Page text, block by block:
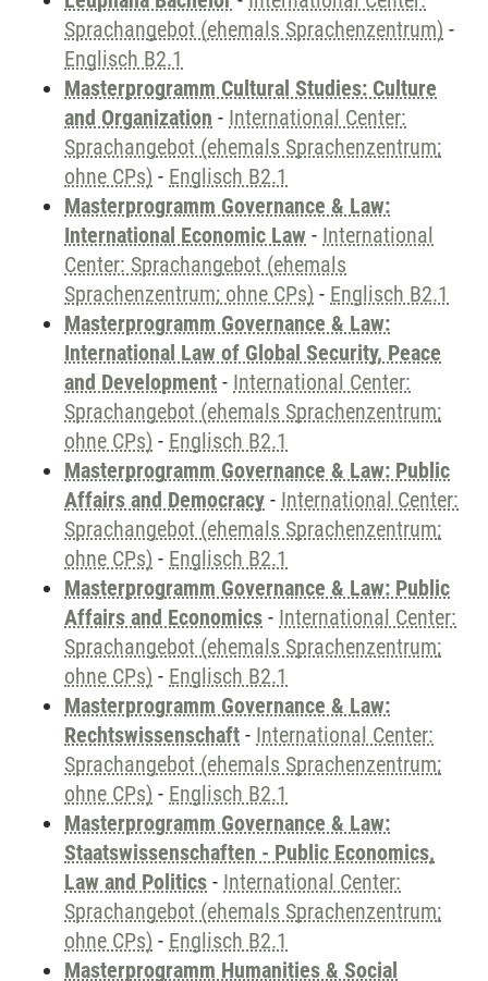
Sprachangebot (ehemals Sprachenzentrum) -
Englisch B2.1
Masterprogramm Cultural Studies: Culture
and Organization - International Center:
Sprachangebot (ehemals Sprachenzentrum;
ohne CPs) - Englisch B2.1
Masterprogramm Governance & Law:
International Economic Law - International
Center: Sprachangebot (ehemals
Sprachenzentrum; ohne CPs) - Englisch B2.1
Masterprogramm Governance & Law:
International Law of Global Security, Peace
and Development - International Center:
Sprachangebot (ehemals Sprachenzentrum;
ohne CPs) - Englisch B2.1
Masterprogramm Governance & Law: Public
Affairs and Democracy - International Center:
Sprachangebot (ehemals Sprachenzentrum;
ohne CPs) - Englisch B2.1
Masterprogramm Governance & Law: Public
Affairs and Economics - International Center:
Sprachangebot (ehemals Sprachenzentrum;
ohne CPs) - Englisch B2.1
Masterprogramm Governance & Law:
Rechtswissenschaft - International Center:
Sprachangebot (ehemals Sprachenzentrum;
ohne CPs) - Englisch B2.1
Masterprogramm Governance & Law:
Staatswissenschaften - Public Economics,
Law and Politics - International Center:
Sprachangebot (ehemals Sprachenzentrum;
ohne CPs) - Englisch B2.1
Masterprogramm Humanities & Social